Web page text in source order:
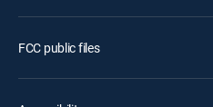
FCC public files